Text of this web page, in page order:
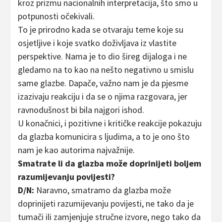
kroz prizmu nacionalnih interpretacija, što smo u
potpunosti očekivali.
To je prirodno kada se otvaraju teme koje su
osjetljive i koje svatko doživljava iz vlastite
perspektive. Nama je to dio šireg dijaloga i ne
gledamo na to kao na nešto negativno u smislu
same glazbe. Dapače, važno nam je da pjesme
izazivaju reakciju i da se o njima razgovara, jer
ravnodušnost bi bila najgori ishod.
U konačnici, i pozitivne i kritičke reakcije pokazuju
da glazba komunicira s ljudima, a to je ono što
nam je kao autorima najvažnije.
Smatrate li da glazba može doprinijeti boljem
razumijevanju povijesti?
D/N: Naravno, smatramo da glazba može
doprinijeti razumijevanju povijesti, ne tako da je
tumači ili zamjenjuje stručne izvore, nego tako da